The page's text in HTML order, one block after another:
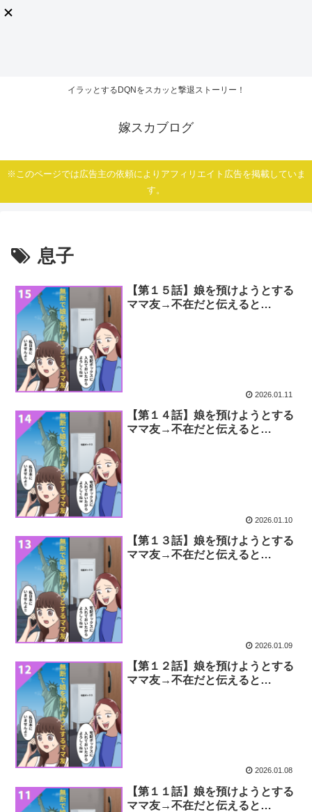
イラッとするDQNをスカッと撃退ストーリー！
嫁スカブログ
※このページでは広告主の依頼によりアフィリエイト広告を掲載していま
す。
息子
【第１５話】娘を預けようとする
ママ友→不在だと伝えると…
2026.01.11
【第１４話】娘を預けようとする
ママ友→不在だと伝えると…
2026.01.10
【第１３話】娘を預けようとする
ママ友→不在だと伝えると…
2026.01.09
【第１２話】娘を預けようとする
ママ友→不在だと伝えると…
2026.01.08
【第１１話】娘を預けようとする
ママ友→不在だと伝えると…